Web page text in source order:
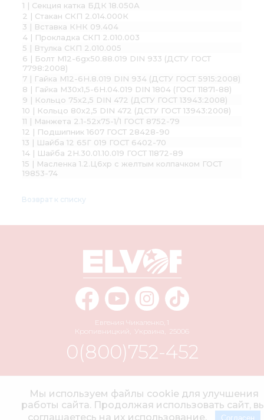
1 | Секция катка БДК 18.050А
2 | Стакан СКП 2.014.000К
3 | Вставка КНК 09.404
4 | Прокладка СКП 2.010.003
5 | Втулка СКП 2.010.005
6 | Болт М12-6gх50.88.019 DIN 933 (ДСТУ ГОСТ
7798:2008)
7 | Гайка М12-6H.8.019 DIN 934 (ДСТУ ГОСТ 5915:2008)
8 | Гайка М30х1,5-6Н.04.019 DIN 1804 (ГОСТ 11871-88)
9 | Кольцо 75х2,5 DIN 472 (ДСТУ ГОСТ 13943:2008)
10 | Кольцо 80х2,5 DIN 472 (ДСТУ ГОСТ 13943:2008)
11 | Манжета 2.1-52х75-1/1 ГОСТ 8752-79
12 | Подшипник 1607 ГОСТ 28428-90
13 | Шайба 12 65Г 019 ГОСТ 6402-70
14 | Шайба 2Н.30.01.10.019 ГОСТ 11872-89
15 | Масленка 1.2.Ц6хр с желтым колпачком ГОСТ
19853-74
Возврат к списку
Евгения Чикаленко, 1
Кропивницкий
Украина 25006
0(800)752-452
info@elvorti.com
Мы используем файлы cookie для улучшения
работы сайта. Продолжая использовать сайт,
соглашаетесь на их использование.
Согласен